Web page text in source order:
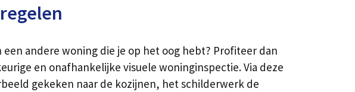
andere woning die je op het oog hebt? Profiteer dan
en onafhankelijke visuele woninginspectie. Via deze
gekeken naar de kozijnen, het schilderwerk de